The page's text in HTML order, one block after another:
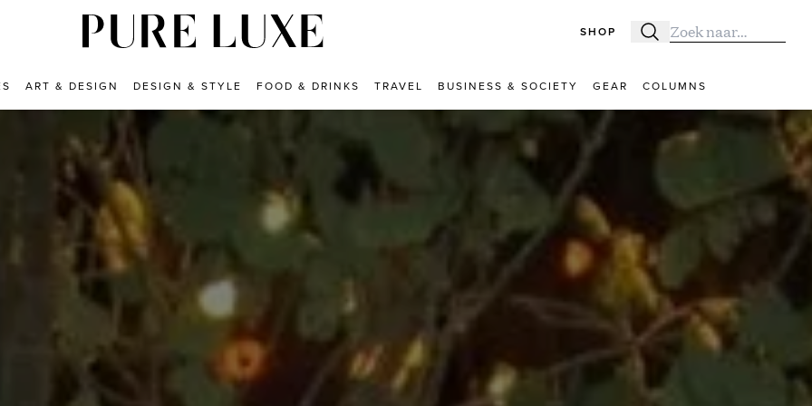
SHOP Zoeken
Zoek naar:
ART & DESIGN DESIGN & STYLE FOOD & DRINKS TRAVEL BUSINESS & SOCIETY GEAR COLUMNS